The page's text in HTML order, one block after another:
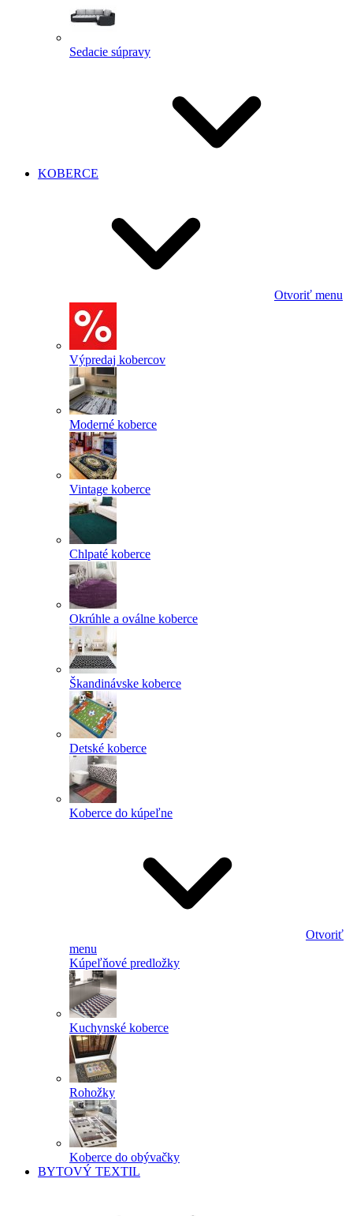
Sedacie súpravy
KOBERCE
Otvoriť menu
Výpredaj kobercov
Moderné koberce
Vintage koberce
Chlpaté koberce
Okrúhle a oválne koberce
Škandinávske koberce
Detské koberce
Koberce do kúpeľne
Otvoriť
menu
Kúpeľňové predložky
Kuchynské koberce
Rohožky
Koberce do obývačky
BYTOVÝ TEXTIL